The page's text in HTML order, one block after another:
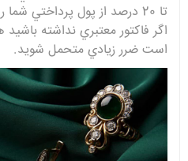
تا 20 درصد از پول پرداختي
اگر فاکتور معتبري نداشته
است ضرر زيادي متحمل شويد.